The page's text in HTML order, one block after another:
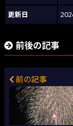
更新日
前後の記事
前の記事